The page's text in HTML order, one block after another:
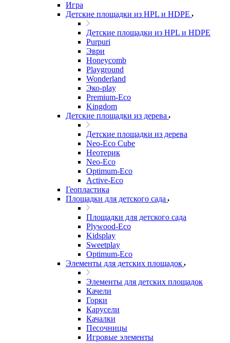
Игра
Детские площадки из HPL и HDPE
Детские площадки из HPL и HDPE
Purpuri
Эври
Honeycomb
Playground
Wonderland
Эко-play
Premium-Eco
Kingdom
Детские площадки из дерева
Детские площадки из дерева
Neo-Eco Cube
Неотерик
Neo-Eco
Оptimum-Еco
Active-Eco
Геопластика
Площадки для детского сада
Площадки для детского сада
Plywood-Eco
Kidsplay
Sweetplay
Оptimum-Еco
Элементы для детских площадок
Элементы для детских площадок
Качели
Горки
Карусели
Качалки
Песочницы
Игровые элементы